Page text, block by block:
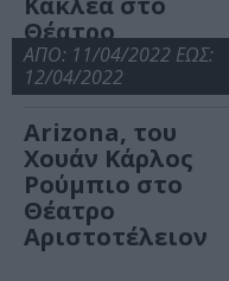
Θέατρο
Αριστοτέλειον
ΑΠΟ: 11/04/2022 ΕΩΣ:
12/04/2022
Arizona, του
Χουάν Κάρλος
Ρούμπιο στο
Θέατρο
Αριστοτέλειον